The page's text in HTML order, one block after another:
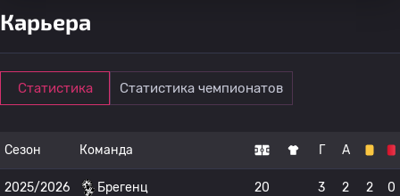
Карьера
Статистика Статистика чемпионатов
Сезон Команда Г А
2025/2026 Брегенц 20 3 2 2 0